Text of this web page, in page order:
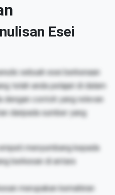
Esei
sebuah esei berkenaan
telah anda pelajari di dalam
dengan contoh yang relevan
daripada sumber yang
menyumbang kepada
berkesan di antara
merupakan kemahiran